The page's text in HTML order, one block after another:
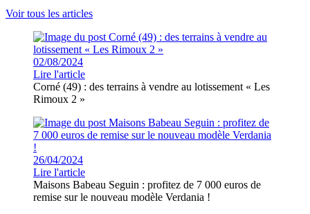
Voir tous les articles
02/08/2024
Lire l'article
Corné (49) : des terrains à vendre au lotissement « Les
Rimoux 2 »
26/04/2024
Lire l'article
Maisons Babeau Seguin : profitez de 7 000 euros de
remise sur le nouveau modèle Verdania !